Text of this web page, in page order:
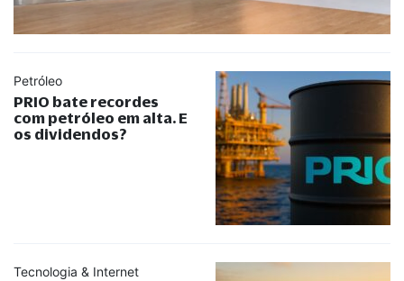
Petróleo
PRIO bate recordes
com petróleo em alta. E
os dividendos?
Tecnologia & Internet